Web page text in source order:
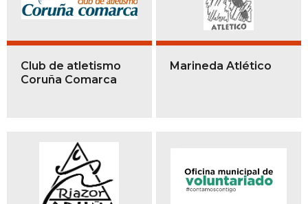
Club de atletismo
Coruña Comarca
Marineda Atlético